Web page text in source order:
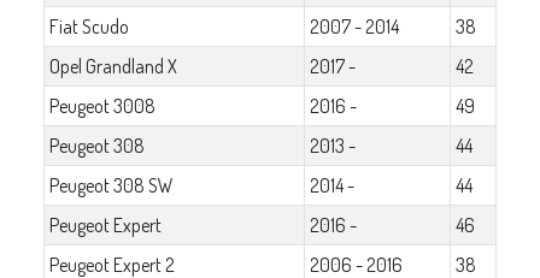
Fiat Scudo
2007 - 2014
38
Opel Grandland X
2017 -
42
Peugeot 3008
2016 -
49
Peugeot 308
2013 -
44
Peugeot 308 SW
2014 -
44
Peugeot Expert
2016 -
46
Peugeot Expert 2
2006 - 2016
38